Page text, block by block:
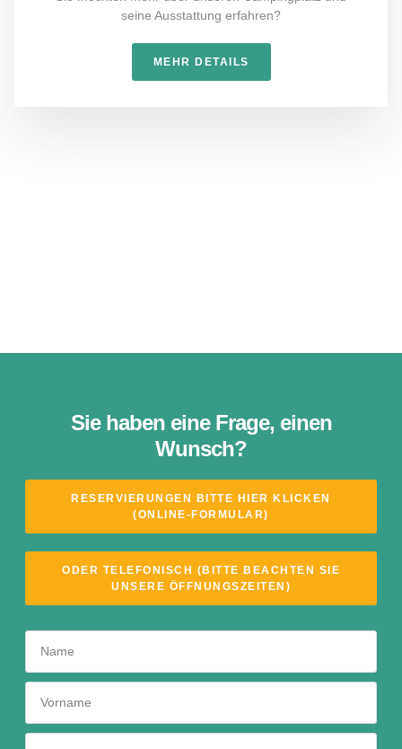
seine Ausstattung erfahren?
MEHR DETAILS
Sie haben eine Frage, einen
Wunsch?
RESERVIERUNGEN BITTE HIER KLICKEN
(ONLINE-FORMULAR)
ODER TELEFONISCH (BITTE BEACHTEN SIE
UNSERE ÖFFNUNGSZEITEN)